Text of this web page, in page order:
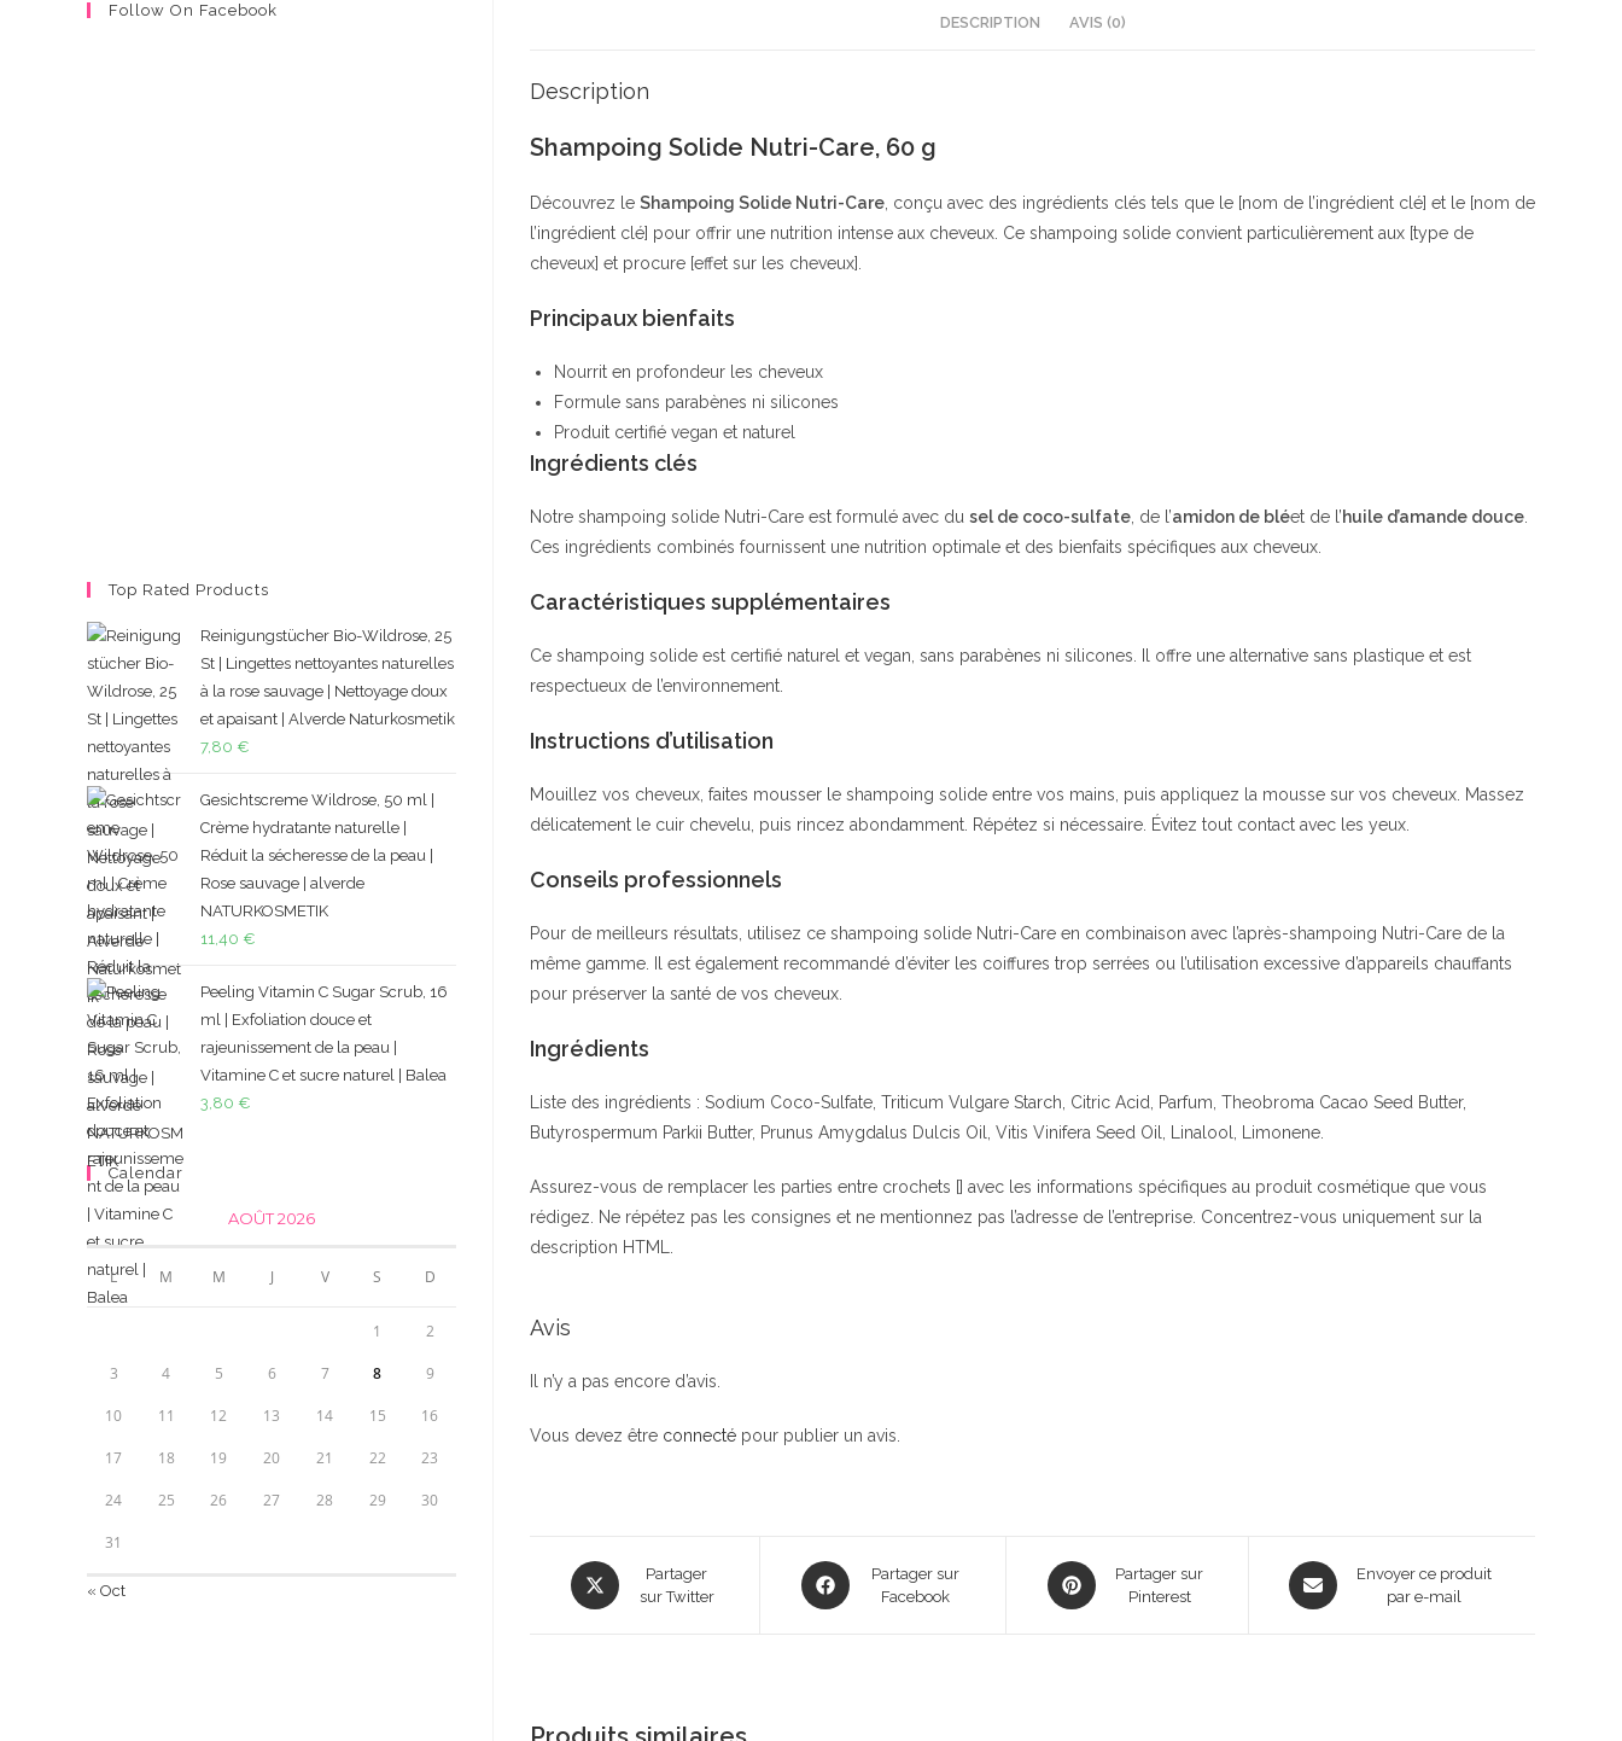
solide
cheveux
secs
DESCRIPTION AVIS (0)
Description
Shampoing Solide Nutri-Care, 60 g
Découvrez le Shampoing Solide Nutri-Care , conçu avec des ingrédients clés tels que le [nom de l’ingrédient clé] et le [nom de
l’ingrédient clé] pour offrir une nutrition intense aux cheveux. Ce shampoing solide convient particulièrement aux [type de
cheveux] et procure [effet sur les cheveux].
Principaux bienfaits
Nourrit en profondeur les cheveux
Formule sans parabènes ni silicones
Produit certifié vegan et naturel
Ingrédients clés
Notre shampoing solide Nutri-Care est formulé avec du sel de coco-sulfate , de l’amidon de bléet de l’huile d’amande douce
Ces ingrédients combinés fournissent une nutrition optimale et des bienfaits spécifiques aux cheveux.
Caractéristiques supplémentaires
Ce shampoing solide est certifié naturel et vegan, sans parabènes ni silicones. Il offre une alternative sans plastique et est
respectueux de l’environnement.
Instructions d’utilisation
Mouillez vos cheveux, faites mousser le shampoing solide entre vos mains, puis appliquez la mousse sur vos cheveux. Massez
délicatement le cuir chevelu, puis rincez abondamment. Répétez si nécessaire. Évitez tout contact avec les yeux.
Conseils professionnels
Pour de meilleurs résultats, utilisez ce shampoing solide Nutri-Care en combinaison avec l’après-shampoing Nutri-Care de la
même gamme. Il est également recommandé d’éviter les coiffures trop serrées ou l’utilisation excessive d’appareils chauffants
pour préserver la santé de vos cheveux.
Ingrédients
Liste des ingrédients : Sodium Coco-Sulfate, Triticum Vulgare Starch, Citric Acid, Parfum, Theobroma Cacao Seed Butter,
Butyrospermum Parkii Butter, Prunus Amygdalus Dulcis Oil, Vitis Vinifera Seed Oil, Linalool, Limonene.
Assurez-vous de remplacer les parties entre crochets [] avec les informations spécifiques au produit cosmétique que vous
rédigez. Ne répétez pas les consignes et ne mentionnez pas l’adresse de l’entreprise. Concentrez-vous uniquement sur la
description HTML.
Avis
Il n’y a pas encore d’avis.
Vous devez être connecté pour publier un avis.
Opens
in
Partager
sur Twitter
Opens
in
Partager sur
Facebook
Opens
in
Partager sur
Pinterest
Opens
in
Envoyer ce produit
par e-mail
Follow On Facebook
Top Rated Products
Reinigungstücher Bio-Wildrose, 25
St | Lingettes nettoyantes naturelles
à la rose sauvage | Nettoyage doux
et apaisant | Alverde Naturkosmetik
7,80 €
Gesichtscreme Wildrose, 50 ml |
Crème hydratante naturelle |
Réduit la sécheresse de la peau |
Rose sauvage | alverde
NATURKOSMETIK
11,40 €
Peeling Vitamin C Sugar Scrub, 16
ml | Exfoliation douce et
rajeunissement de la peau |
Vitamine C et sucre naturel | Balea
3,80 €
Calendar
AOÛT 2026
L M M J V S D
1 2
3 4 5 6 7 8 9
10 11 12 13 14 15 16
17 18 19 20 21 22 23
24 25 26 27 28 29 30
31
« Oct